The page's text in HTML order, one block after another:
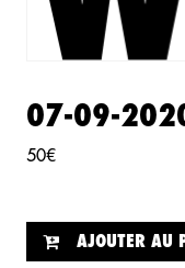
07-09-
50€
AJOUTER AU